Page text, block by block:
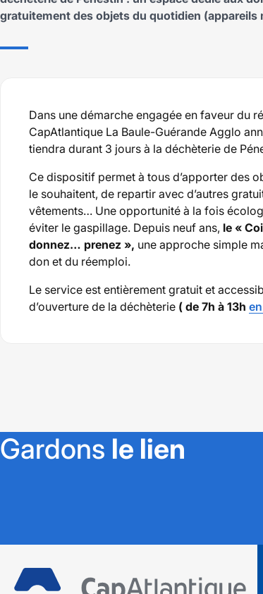
gratuitement des objets du quotidien
Dans une démarche engagée en faveur du
CapAtlantique La Baule-Guérande Agglo
tiendra durant 3 jours à la déchèterie de
Ce dispositif permet à tous d’apporter des
le souhaitent, de repartir avec d’autres
vêtements… Une opportunité à la fois
éviter le gaspillage. Depuis neuf ans, le «
donnez… prenez », une approche simple
don et du réemploi.
Le service est entièrement gratuit et
d’ouverture de la déchèterie ( de 7h à 13h
Gardons le lien
Guérande Agglo